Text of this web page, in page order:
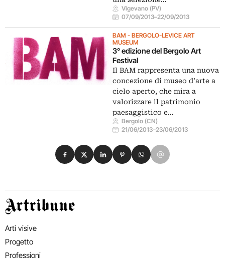
Vigevano (PV)
07/09/2013–22/09/2013
BAM - BERGOLO-LEVICE ART
MUSEUM
3° edizione del Bergolo Art
Festival
Il BAM rappresenta una nuova
concezione di museo d’arte a
cielo aperto, che mira a
valorizzare il patrimonio
paesaggistico e…
Bergolo (CN)
21/06/2013–23/06/2013
Condividi su Facebook
Condividi su X
Condividi su LinkedIn
Condividi su Pinterest
Condividi su WhatsApp
Condividi su Email
Artribune
Arti visive
Progetto
Professioni